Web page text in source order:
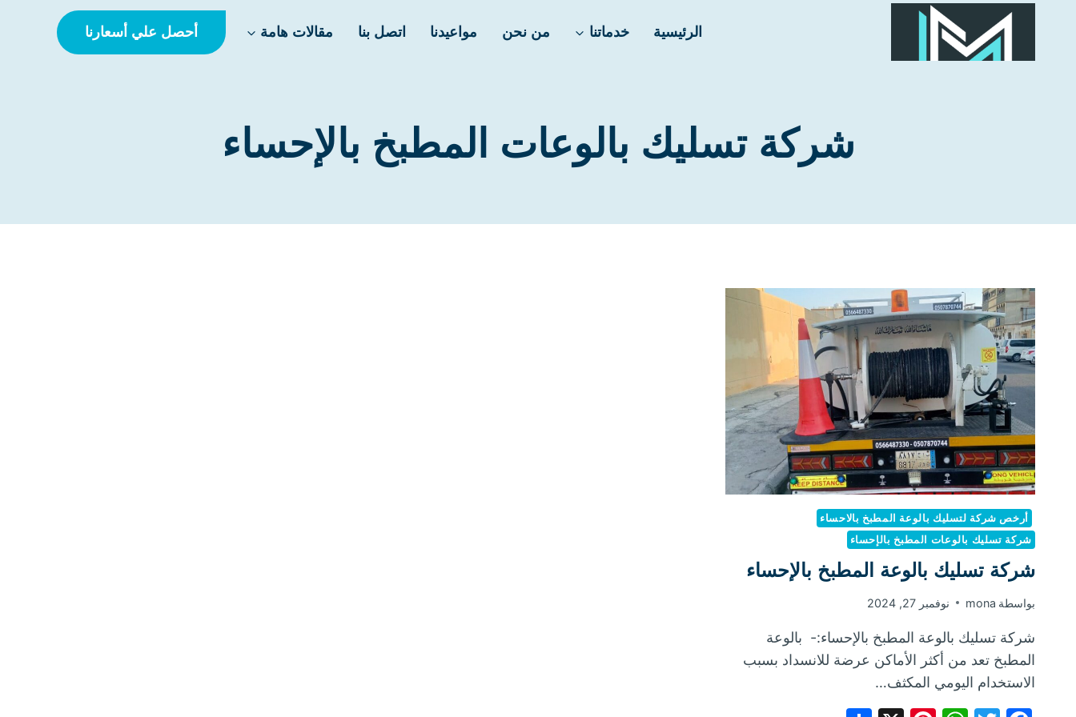
الرئيسية خدماتنا من نحن مواعيدنا اتصل بنا مقالات هامة أحصل علي أسعارنا
شركة تسليك بالوعات المطبخ بالإحساء
أرخص شركة لتسليك بالوعة المطبخ بالاحساء
شركة تسليك بالوعات المطبخ بالإحساء
شركة تسليك بالوعة المطبخ بالإحساء
بواسطة mona نوفمبر 27, 2024
شركة تسليك بالوعة المطبخ بالإحساء:- بالوعة
المطبخ تعد من أكثر الأماكن عرضة للانسداد بسبب
الاستخدام اليومي المكثف…